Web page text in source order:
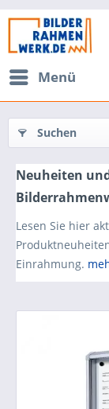
Menü
Suchen
Neuheiten
Lesen Sie hier
Einrahmung.